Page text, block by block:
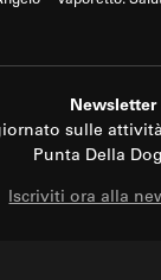
Newsletter
sulle
Punta Della
Iscriviti ora alla